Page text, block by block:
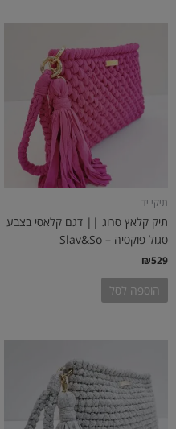
תיקי יד
תיק קלאץ סרוג || דגם קלאסי בצבע
סגול פוקסיה – Slav&So
₪529
הוספה לסל